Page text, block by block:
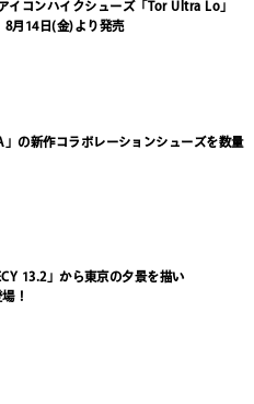
イコンハイクシューズ「Tor Ultra Lo」
8月14日(金)より発売
」の新作コラボレーションシューズを数量
13.2」から東京の夕景を描い
！